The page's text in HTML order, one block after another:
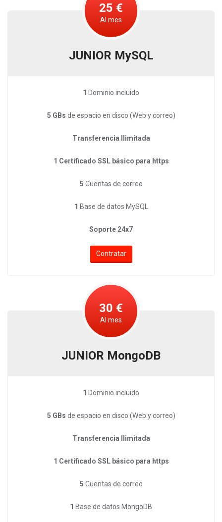
25 €
Al mes
JUNIOR MySQL
1 Dominio incluido
5 GBs de espacio en disco (Web y correo)
Transferencia Ilimitada
1 Certificado SSL básico para https
5 Cuentas de correo
1 Base de datos MySQL
Soporte 24x7
Contratar
30 €
Al mes
JUNIOR MongoDB
1 Dominio incluido
5 GBs de espacio en disco (Web y correo)
Transferencia Ilimitada
1 Certificado SSL básico para https
5 Cuentas de correo
1 Base de datos MongoDB